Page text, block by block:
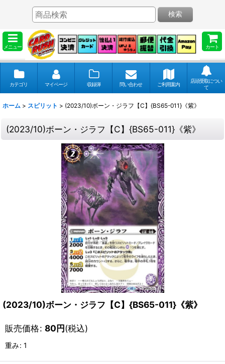
メニュー カート
検索
カテゴリ マイページ 収録弾 問い合わせ ご利用案内
店頭受取につい
て
ホーム > スピリット > (2023/10)ボーン・ジラフ【C】{BS65-011}《紫》
(2023/10)ボーン・ジラフ【C】{BS65-011}《紫》
(2023/10)ボーン・ジラフ【C】{BS65-011}《紫》
販売価格: 80円(税込)
重み: 1